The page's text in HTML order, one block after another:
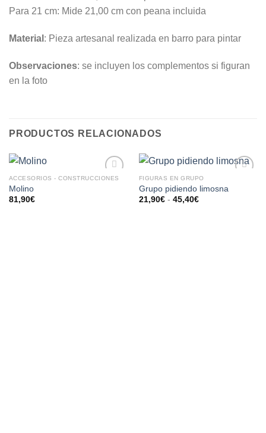
Para 21 cm: Mide 21,00 cm con peana incluida
Material : Pieza artesanal realizada en barro para pintar
Observaciones: se incluyen los complementos si figuran
en la foto
PRODUCTOS RELACIONADOS
ACCESORIOS - CONSTRUCCIONES
Molino
81,90€
A LA
FIGURAS EN GRUPO
Grupo pidiendo limosna
21,90€ - 45,40€